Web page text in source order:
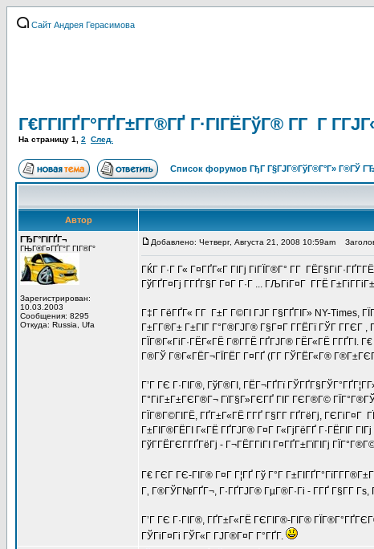
Сайт Андрея Герасимова
Г€Г­ГІГҐГ°ГҐГ±Г­Г®ГҐ Г·ГІГЁГўГ® Г­Г Г
На страницу 1 2 След.
Список форумов ГђГ Г§ГЈГ®ГўГ®Г°Г» Г®ГЎ
Автор
ГЂГ°ГІГҐГ¬
ГЊГ®Г¤ГҐГ°Г ГІГ®Г°
Зарегистрирован:
10.03.2003
Сообщения: 8295
Откуда: Russia, Ufa
Добавлено: Четверг, Августа 21, 2008 10:59am
ГЌГ Г·Г Г« Г¤ГҐГ«Г ГІГј ГіГЇГ®Г° Г­Г
ГўГҐГ¤Гј Г­ГҐГ§Г Г¤Г Г·Г ... ГЉГіГ¤Г Г­ГЁ
Г‡Г ГёГҐГ« Г­Г Г±Г Г©ГІ ГЈГ Г§ГҐГІГ» NY-Times,
Г±Г­Г®Г± Г±ГІГ Г°Г®ГЈГ® Г§Г¤Г Г­ГЁГї ГЎГ Г­ГЄГ ,
ГЇГ®Г«ГіГ·ГЁГ«ГЁ Г®Г­ГЁ ГҐГЈГ® ГЁГ«ГЁ Г­ГҐГІ.
Г®ГЎ Г®Г«ГЁГ¬ГЇГЁГ Г¤ГҐ (Г­Г ГЎГЁГ«Г®
Г’Г ГЄ Г·ГІГ®, ГўГ®ГІ, ГЁГ¬ГҐГї
Г°ГіГ±Г±ГЄГ®Г¬ ГїГ§Г»ГЄГҐ ГІГ ГЄГ®Г©
ГЇГ®Г©ГІГЁ, ГҐГ±Г«ГЁ Г­ГҐ Г§Г­Г ГҐГёГј, ГЄГіГ¤Г
Г±ГІГ®ГЁГІ Г«ГЁ ГҐГЈГ® Г¤Г Г«ГјГёГҐ Г·ГЁГІГ
ГўГ­ГЁГЄГ­ГҐГёГј - Г¬ГЁГ­ГіГІ Г¤ГҐГ±ГїГІГј
Г€ ГЄГ ГЄ-ГІГ® Г¤Г Г¦ГҐ Гў Г°Г
Г‚ Г®ГЎГ№ГҐГ¬, Г·ГҐГЈГ® ГµГ®Г·Гі - Г­ГҐ Г§Г­Г Гѕ,
Г’Г ГЄ Г·ГІГ®, ГҐГ±Г«ГЁ ГЄГІГ®-ГІГ®
ГЎГіГ¤Гі ГЎГ«Г ГЈГ®Г¤Г Г°ГҐГ­.